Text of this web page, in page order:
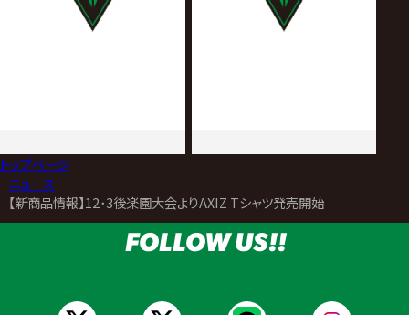
トップページ
ニュース
【新商品情報】12･3後楽園大会よりAXIZ Tシャツ発売開始
FOLLOW US!!